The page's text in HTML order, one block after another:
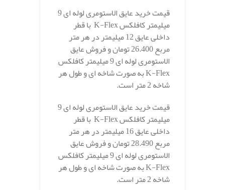
قیمت خرید عایق الاستومری لوله ای 9
میلیمتر کافلکس K-Flex با قطر
داخلی عایق 12 میلیمتر در هر متر
مربع 26.400 تومان و فروش عایق
الاستومری لوله ای 9 میلیمتر کافلکس
K-Flex به صورت شاخه ای و طول هر
شاخه 2 متر است.
قیمت خرید عایق الاستومری لوله ای 9
میلیمتر کافلکس K-Flex با قطر
داخلی عایق 16 میلیمتر در هر متر
مربع 28.490 تومان و فروش عایق
الاستومری لوله ای 9 میلیمتر کافلکس
K-Flex به صورت شاخه ای و طول هر
شاخه 2 متر است.